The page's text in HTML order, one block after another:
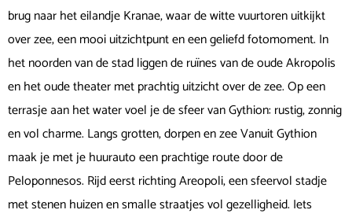
brug naar het eilandje Kranae, waar de witte vuurtoren uitkijkt
over zee, een mooi uitzichtpunt en een geliefd fotomoment. In
het noorden van de stad liggen de ruïnes van de oude Akropolis
en het oude theater met prachtig uitzicht over de zee. Op een
terrasje aan het water voel je de sfeer van Gythion: rustig, zonnig
en vol charme. Langs grotten, dorpen en zee Vanuit Gythion
maak je met je huurauto een prachtige route door de
Peloponnesos. Rijd eerst richting Areopoli, een sfeervol stadje
met stenen huizen en smalle straatjes vol gezelligheid. Iets